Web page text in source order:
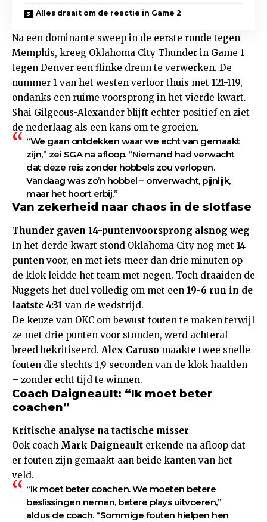
Alles draait om de reactie in Game 2
Na een dominante sweep in de eerste ronde tegen
Memphis, kreeg Oklahoma City Thunder in Game 1
tegen Denver een flinke dreun te verwerken. De
nummer 1 van het westen verloor thuis met 121-119,
ondanks een ruime voorsprong in het vierde kwart.
Shai Gilgeous-Alexander blijft echter positief en ziet
de nederlaag als een kans om te groeien.
“We gaan ontdekken waar we echt van gemaakt
zijn,” zei SGA na afloop. “Niemand had verwacht
dat deze reis zonder hobbels zou verlopen.
Vandaag was zo’n hobbel – onverwacht, pijnlijk,
maar het hoort erbij.”
Van zekerheid naar chaos in de slotfase
Thunder gaven 14-puntenvoorsprong alsnog weg
In het derde kwart stond Oklahoma City nog met 14
punten voor, en met iets meer dan drie minuten op
de klok leidde het team met negen. Toch draaiden de
Nuggets het duel volledig om met een 19-6 run in de
laatste 4:31 van de wedstrijd.
De keuze van OKC om bewust fouten te maken terwijl
ze met drie punten voor stonden, werd achteraf
breed bekritiseerd. Alex Caruso maakte twee snelle
fouten die slechts 1,9 seconden van de klok haalden
– zonder echt tijd te winnen.
Coach Daigneault: “Ik moet beter
coachen”
Kritische analyse na tactische misser
Ook coach Mark Daigneault erkende na afloop dat
er fouten zijn gemaakt aan beide kanten van het
veld.
“Ik moet beter coachen. We moeten betere
beslissingen nemen, betere plays uitvoeren,”
aldus de coach. “Sommige fouten hielpen hen